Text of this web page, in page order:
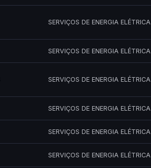
SERVIÇOS DE ENERGIA ELÉTRICA
SERVIÇOS DE ENERGIA ELÉTRICA
SERVIÇOS DE ENERGIA ELÉTRICA
SERVIÇOS DE ENERGIA ELÉTRICA
SERVIÇOS DE ENERGIA ELÉTRICA
SERVIÇOS DE ENERGIA ELÉTRICA